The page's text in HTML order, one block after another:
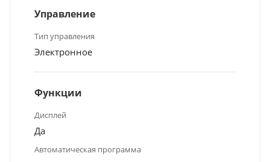
Управление
Тип управления
Электронное
Функции
Дисплей
Да
Автоматическая программа